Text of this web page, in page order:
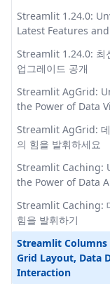
ChatGPT에 플러그
ChatGPT에서 '대화를
ChatGPT에서의
법
아야 할 모든 것
Cogram: The
Powered Meeting
Cogram: 최고의 인
회의록 도구
Conch AI: The AI
프로젝트에 사용할 수
데이터 세트를 찾을
의 장소: 2023 에디션
Matplotlib를 사용해
만드는 방법
Matplotlib에서 Y축
는 방법
Matplotlib에서
쉽게 처리하는 방법
Matplotlib에서 그림
하기: 포괄적인 가이드
Matplotlib에서 축
세 가이드
Matplotlib에서 커스
활용하기: 포괄적인
Matplotlib으로 데이
위한 멋진 플롯 만들
Matplotlib을 사용하
How to Use Pandas
Processing
Method for Data
Comprehensive
Mastering Time
Analysis: How to
Resample
Modin: Python
Up
Modin: Python
상
Optimizing SQL
Pandas: Pandas to
How to Automate
Growth with
How to Check Your
How to Connect
How to Convert
How to Convert
How to Drop a
Pandas DataFrame
How to Export
Dataframe to CSV
Streamlit 1.24.0:
Latest Features
Streamlit 1.24.0: 최
업그레이드 공개
Streamlit AgGrid:
the Power of Data
Streamlit AgGrid:
의 힘을 발휘하세요
Streamlit Caching:
the Power of Data
Streamlit Caching:
힘을 발휘하기
Streamlit Columns
Grid Layout, Data
Interaction